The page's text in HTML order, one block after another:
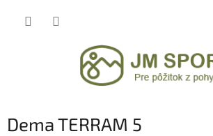
Dema TERRAM 5